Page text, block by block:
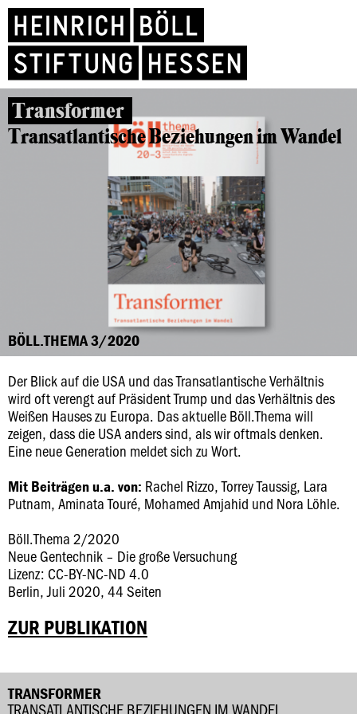
Transformer
Transatlantische Beziehungen im Wandel
BÖLL.THEMA 3/2020
Der Blick auf die USA und das Transatlantische Verhältnis
wird oft verengt auf Präsident Trump und das Verhältnis des
Weißen Hauses zu Europa. Das aktuelle Böll.Thema will
zeigen, dass die USA anders sind, als wir oftmals denken.
Eine neue Generation meldet sich zu Wort.
Mit Beiträgen u.a. von: Rachel Rizzo, Torrey Taussig, Lara
Putnam, Aminata Touré, Mohamed Amjahid und Nora Löhle.
Böll.Thema 2/2020
Neue Gentechnik – Die große Versuchung
Lizenz: CC-BY-NC-ND 4.0
Berlin, Juli 2020, 44 Seiten
ZUR PUBLIKATION
TRANSFORMER
TRANSATLANTISCHE BEZIEHUNGEN IM WANDEL